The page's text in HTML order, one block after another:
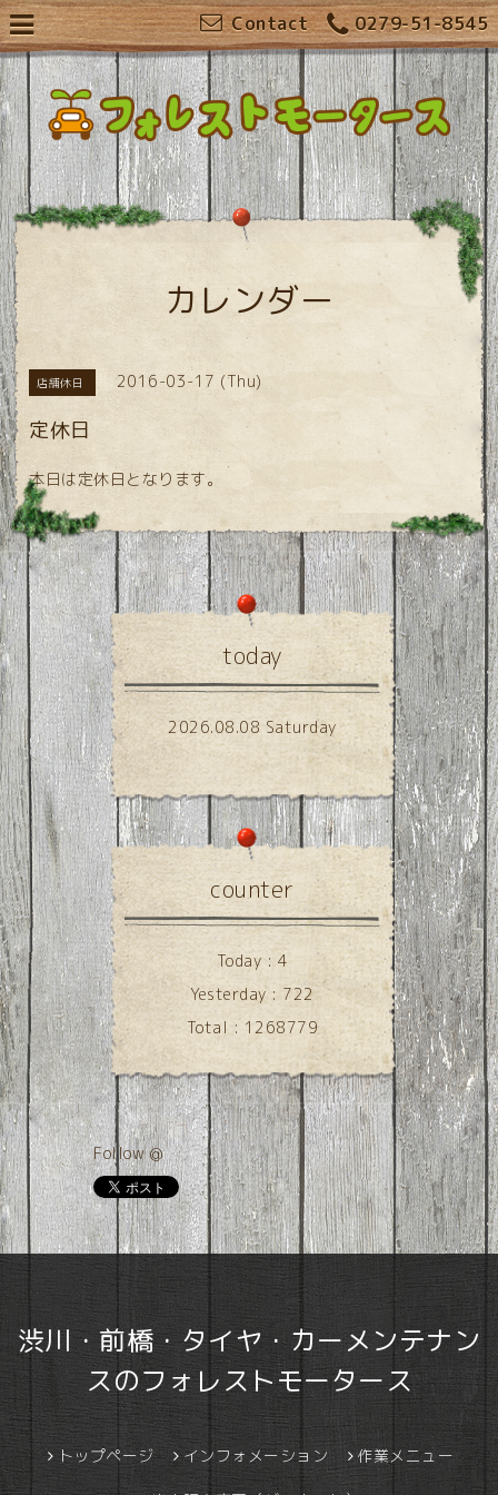
0279-51-8545
Contact
カレンダー
店舗休日 2016-03-17 (Thu)
定休日
本日は定休日となります。
today
2026.08.08 Saturday
counter
Today : 4
Yesterday : 722
Total : 1268779
Follow @
渋川・前橋・タイヤ・カーメンテナン
スのフォレストモータース
トップページ インフォメーション 作業メニュー